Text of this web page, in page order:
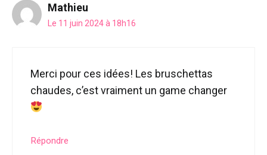
Mathieu
Le 11 juin 2024 à 18h16
Merci pour ces idées! Les bruschettas
chaudes, c’est vraiment un game changer
Répondre